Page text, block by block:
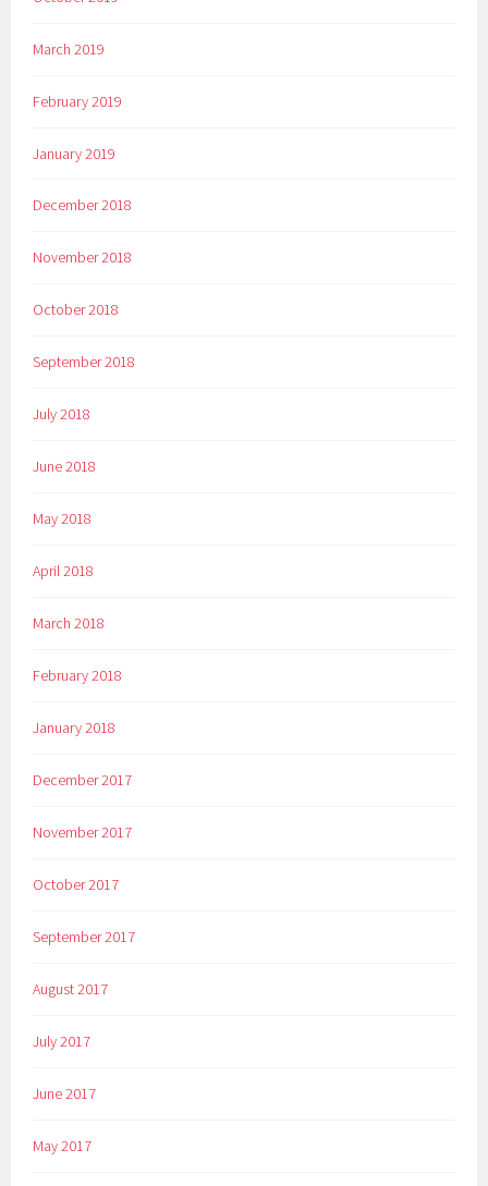
March 2019
February 2019
January 2019
December 2018
November 2018
October 2018
September 2018
July 2018
June 2018
May 2018
April 2018
March 2018
February 2018
January 2018
December 2017
November 2017
October 2017
September 2017
August 2017
July 2017
June 2017
May 2017